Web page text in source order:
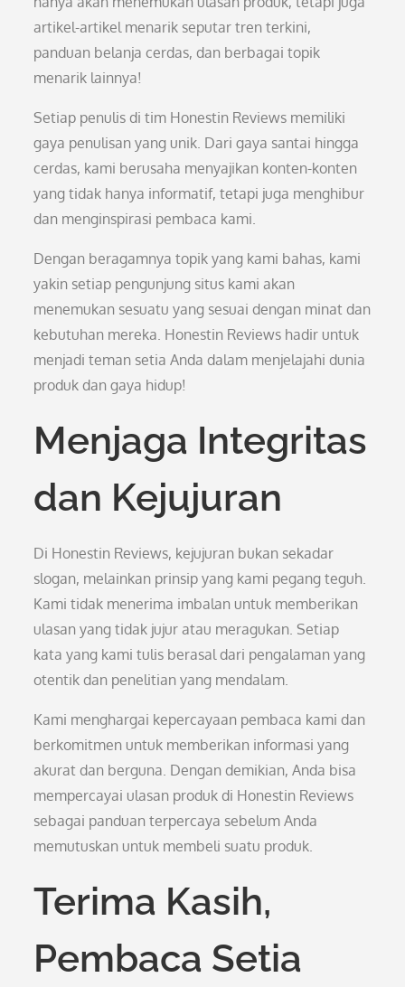
artikel-artikel menarik seputar tren terkini,
panduan belanja cerdas, dan berbagai topik
menarik lainnya!
Setiap penulis di tim Honestin Reviews memiliki
gaya penulisan yang unik. Dari gaya santai hingga
cerdas, kami berusaha menyajikan konten-konten
yang tidak hanya informatif, tetapi juga menghibur
dan menginspirasi pembaca kami.
Dengan beragamnya topik yang kami bahas, kami
yakin setiap pengunjung situs kami akan
menemukan sesuatu yang sesuai dengan minat dan
kebutuhan mereka. Honestin Reviews hadir untuk
menjadi teman setia Anda dalam menjelajahi dunia
produk dan gaya hidup!
Menjaga Integritas
dan Kejujuran
Di Honestin Reviews, kejujuran bukan sekadar
slogan, melainkan prinsip yang kami pegang teguh.
Kami tidak menerima imbalan untuk memberikan
ulasan yang tidak jujur atau meragukan. Setiap
kata yang kami tulis berasal dari pengalaman yang
otentik dan penelitian yang mendalam.
Kami menghargai kepercayaan pembaca kami dan
berkomitmen untuk memberikan informasi yang
akurat dan berguna. Dengan demikian, Anda bisa
mempercayai ulasan produk di Honestin Reviews
sebagai panduan terpercaya sebelum Anda
memutuskan untuk membeli suatu produk.
Terima Kasih,
Pembaca Setia